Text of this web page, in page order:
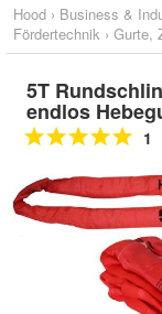
Hood › Business &
Fördertechnik › Gurte,
5T
endlos
1